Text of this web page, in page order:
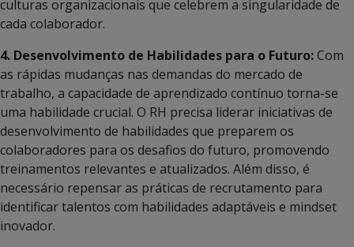
culturas organizacionais que celebrem a singularidade de
cada colaborador.
4. Desenvolvimento de Habilidades para o Futuro:Com
as rápidas mudanças nas demandas do mercado de
trabalho, a capacidade de aprendizado contínuo torna-se
uma habilidade crucial. O RH precisa liderar iniciativas de
desenvolvimento de habilidades que preparem os
colaboradores para os desafios do futuro, promovendo
treinamentos relevantes e atualizados. Além disso, é
necessário repensar as práticas de recrutamento para
identificar talentos com habilidades adaptáveis e mindset
inovador.